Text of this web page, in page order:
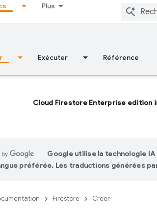
Plus
Exécuter Référence
Cloud Firestore Enterprise edition
Google utilise la technologie
préférée. Les traductions générées
Firestore Créer